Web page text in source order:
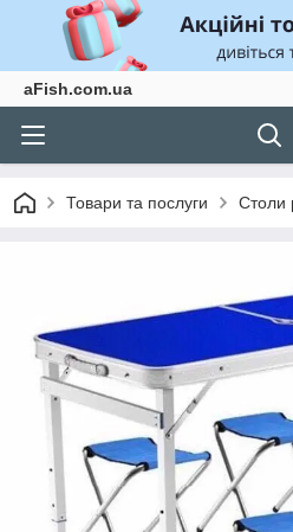
aFish.com.ua
Товари та послуги Столи